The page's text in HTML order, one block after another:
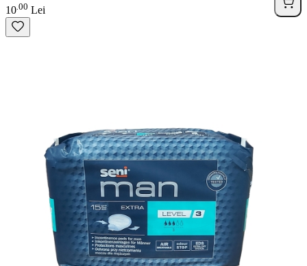
10 00 Lei